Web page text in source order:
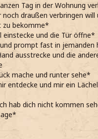
Tag in der Wohnung
noch draußen verbringen
zu bekomme*
einstecke und die Tür öffne*
prompt fast in jemanden
ausstrecke und die
mache und runter sehe*
entdecke und mir ein
hab dich nicht kommen